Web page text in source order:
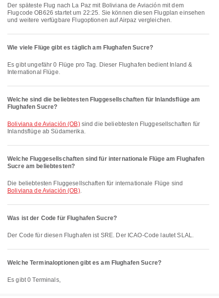
Der späteste Flug nach La Paz mit Boliviana de Aviación mit dem
Flugcode OB626 startet um 22:25. Sie können diesen Flugplan einsehen
und weitere verfügbare Flugoptionen auf Airpaz vergleichen.
Wie viele Flüge gibt es täglich am Flughafen Sucre?
Es gibt ungefähr 0 Flüge pro Tag. Dieser Flughafen bedient Inland &
International Flüge.
Welche sind die beliebtesten Fluggesellschaften für Inlandsflüge am
Flughafen Sucre?
Boliviana de Aviación (OB)sind die beliebtesten Fluggesellschaften für
Inlandsflüge ab Südamerika.
Welche Fluggesellschaften sind für internationale Flüge am Flughafen
Sucre am beliebtesten?
Die beliebtesten Fluggesellschaften für internationale Flüge sind
Boliviana de Aviación (OB).
Was ist der Code für Flughafen Sucre?
Der Code für diesen Flughafen ist SRE. Der ICAO-Code lautet SLAL.
Welche Terminaloptionen gibt es am Flughafen Sucre?
Es gibt 0 Terminals,